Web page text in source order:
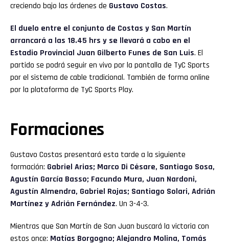
creciendo bajo las órdenes de Gustavo Costas.
El duelo entre el conjunto de Costas y San Martín
arrancará a las 18.45 hrs y se llevará a cabo en el
Estadio Provincial Juan Gilberto Funes de San Luis. El
partido se podrá seguir en vivo por la pantalla de TyC Sports
por el sistema de cable tradicional. También de forma online
por la plataforma de TyC Sports Play.
Formaciones
Gustavo Costas presentará esta tarde a la siguiente
formación: Gabriel Arias; Marco Di Césare, Santiago Sosa,
Agustín García Basso; Facundo Mura, Juan Nardoni,
Agustín Almendra, Gabriel Rojas; Santiago Solari, Adrián
Martínez y Adrián Fernández. Un 3-4-3.
Mientras que San Martín de San Juan buscará la victoria con
estos once: Matías Borgogno; Alejandro Molina, Tomás